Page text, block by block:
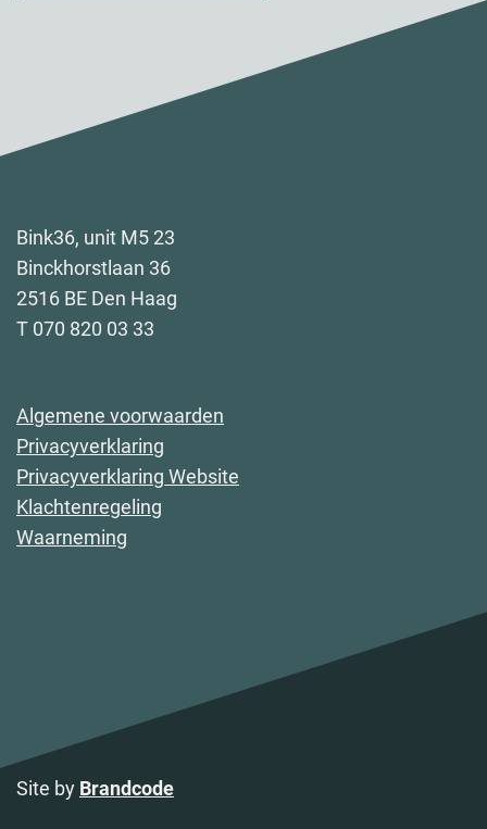
Bink36, unit M5 23
Binckhorstlaan 36
2516 BE Den Haag
T 070 820 03 33
Algemene voorwaarden
Privacyverklaring
Privacyverklaring Website
Klachtenregeling
Waarneming
Site by Brandcode